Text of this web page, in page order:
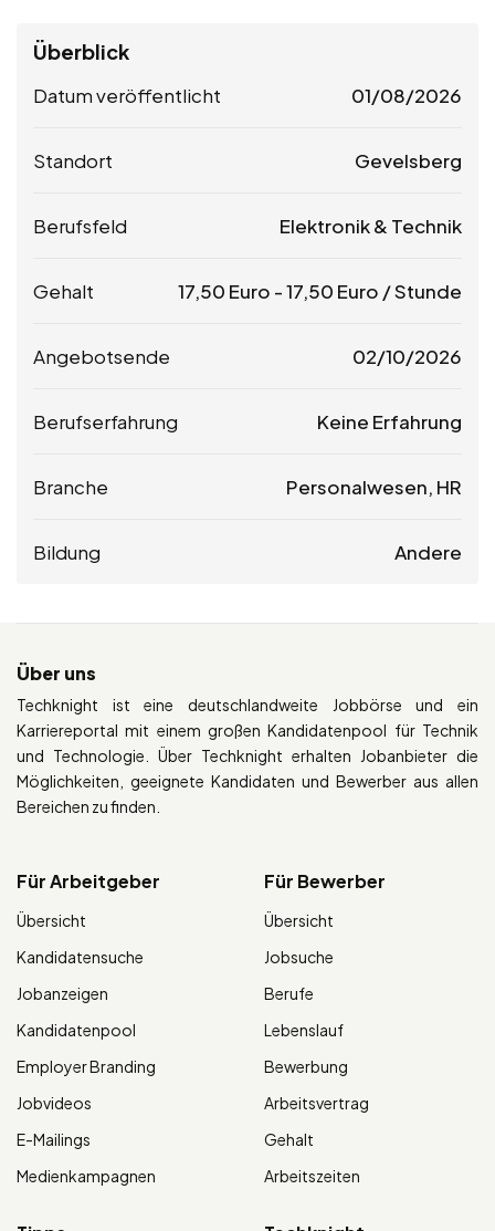
Überblick
Datum veröffentlicht 01/08/2026
Standort Gevelsberg
Berufsfeld Elektronik & Technik
Gehalt 17,50 Euro -17,50 Euro / Stunde
Angebotsende 02/10/2026
Berufserfahrung Keine Erfahrung
Branche Personalwesen, HR
Bildung Andere
Über uns
Techknight ist eine deutschlandweite Jobbörse und ein
Karriereportal mit einem großen Kandidatenpool für Technik
und Technologie. Über Techknight erhalten Jobanbieter die
Möglichkeiten, geeignete Kandidaten und Bewerber aus allen
Bereichen zu finden.
Für Arbeitgeber
Übersicht
Kandidatensuche
Jobanzeigen
Kandidatenpool
Employer Branding
Jobvideos
E-Mailings
Medienkampagnen
Für Bewerber
Übersicht
Jobsuche
Berufe
Lebenslauf
Bewerbung
Arbeitsvertrag
Gehalt
Arbeitszeiten